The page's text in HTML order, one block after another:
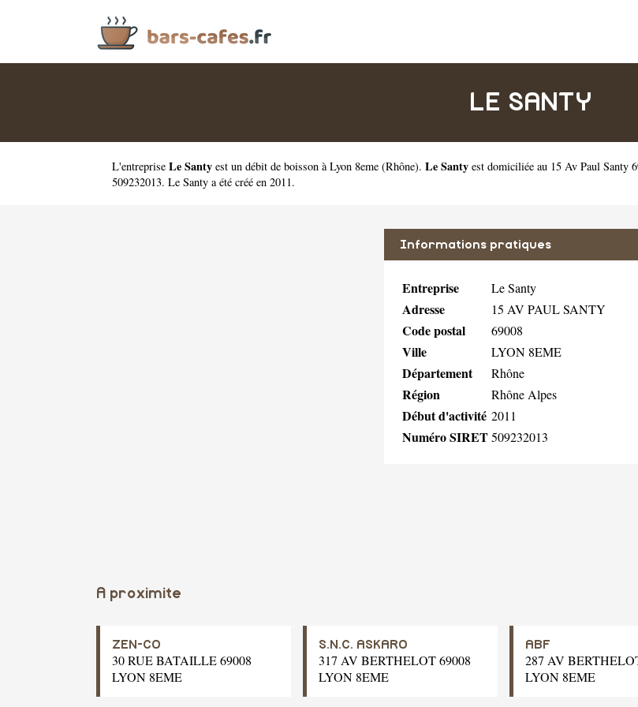
LE SANTY
L'entreprise Le Santy est un débit de boisson à Lyon 8eme (Rhône). Le Santy est domiciliée au 15 Av Paul Santy
509232013. Le Santy a été créé en 2011.
Informations pratiques
Entreprise Le Santy
Adresse 15 AV PAUL SANTY
Code postal 69008
Ville LYON 8EME
Département Rhône
Région Rhône Alpes
Début d'activité 2011
Numéro SIRET509232013
A proximite
ZEN-CO
30 RUE BATAILLE 69008
LYON 8EME
S.N.C. ASKARO
317 AV BERTHELOT 69008
LYON 8EME
ABF
287 AV
LYON 8EME